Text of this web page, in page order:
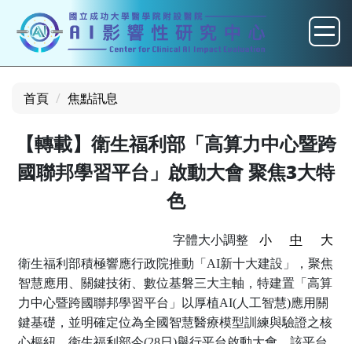
到
要
首頁 焦點訊息
【轉載】衛生福利部「高算力中心暨跨
國聯邦學習平台」啟動大會 聚焦3大特
色
字體大小調整 小 中 大
衛生福利部積極響應行政院推動「AI新十大建設」，聚焦
智慧應用、關鍵技術、數位基磐三大主軸，特建置「高算
力中心暨跨國聯邦學習平台」以厚植AI(人工智慧)應用關
鍵基礎，並明確定位為全國智慧醫療模型訓練與驗證之核